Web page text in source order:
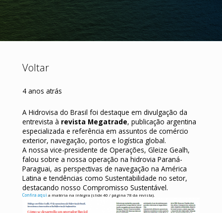
Voltar
4 anos atrás
A Hidrovisa do Brasil foi destaque em divulgação da
entrevista à revista Megatrade, publicação argentina
especializada e referência em assuntos de comércio
exterior, navegação, portos e logística global.
A nossa vice-presidente de Operações, Gleize Gealh,
falou sobre a nossa operação na hidrovia Paraná-
Paraguai, as perspectivas de navegação na América
Latina e tendências como Sustentabilidade no setor,
destacando nosso Compromisso Sustentável.
Confira aqui a matéria na íntegra (slide 40 / página 78 da revista).